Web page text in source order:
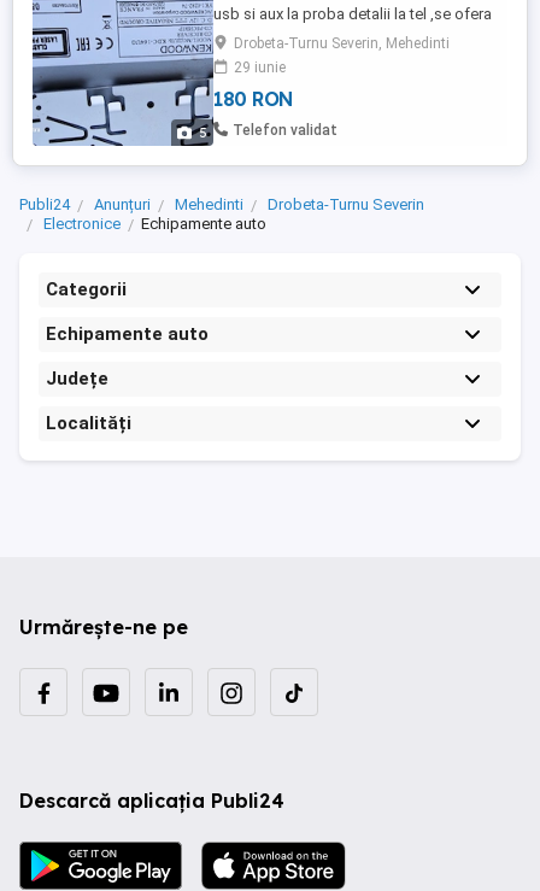
5
usb si aux la proba detalii la tel ,se ofera
proba ,la nevoie si montaj !Pozele sunt
reale !
Drobeta-Turnu Severin, Mehedinti
29 iunie
180 RON
Telefon validat
Publi24 Anunțuri Mehedinti
Drobeta-Turnu Severin
Electronice
Echipamente auto
Categorii
Echipamente auto
Județe
Localități
Urmărește-ne pe
Descarcă aplicația Publi24